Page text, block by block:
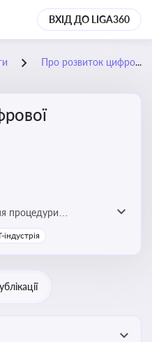
ВХІД ДО LIGA360
Про розвиток цифрової інфраструктури
процедури
розвитку цифрової
індустрія